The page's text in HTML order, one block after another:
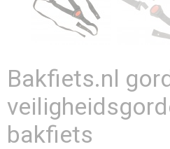
Bakfiets.nl
bakfiets